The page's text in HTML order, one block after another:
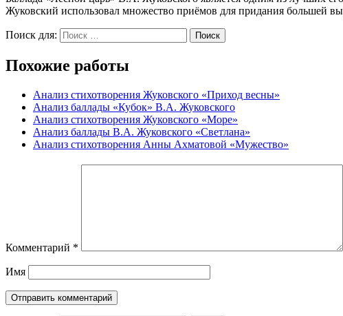
Жуковский использовал множество приёмов для придания большей
Поиск для: Поиск
Похожие работы
Анализ стихотворения Жуковского «Приход весны»
Анализ баллады «Кубок» В.А. Жуковского
Анализ стихотворения Жуковского «Море»
Анализ баллады В.А. Жуковского «Светлана»
Анализ стихотворения Анны Ахматовой «Мужество»
Комментарий *
Имя